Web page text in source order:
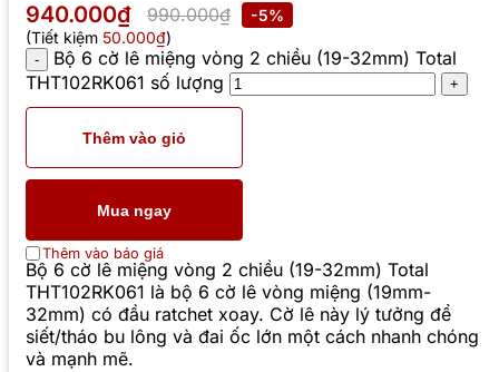
940.000₫ 990.000₫
-5%
(Tiết kiệm 50.000₫)
Bộ 6 cờ lê miệng vòng 2 chiều (19-32mm) Total
THT102RK061 số lượng
Thêm vào giỏ
Mua ngay
Thêm vào báo giá
Bộ 6 cờ lê miệng vòng 2 chiều (19-32mm) Total
THT102RK061 là bộ 6 cờ lê vòng miệng (19mm-
32mm) có đầu ratchet xoay. Cờ lê này lý tưởng để
siết/tháo bu lông và đai ốc lớn một cách nhanh chóng
và mạnh mẽ.